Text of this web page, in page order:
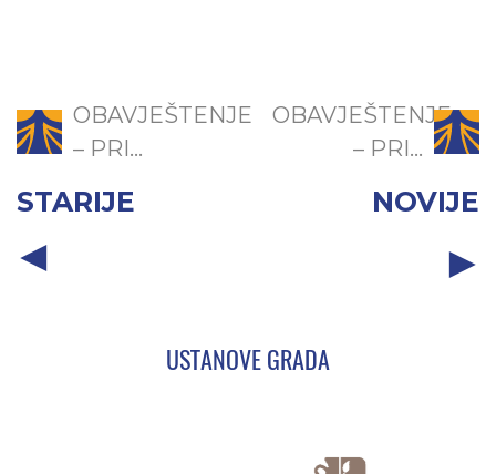
OBAVJEŠTENJE
– PRI...
STARIJE
OBAVJEŠTENJE
– PRI...
NOVIJE
USTANOVE GRADA